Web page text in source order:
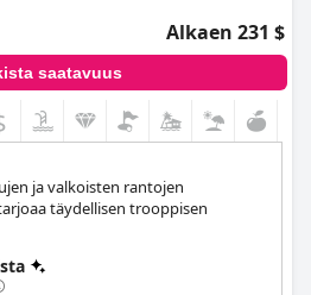
Alkaen 231 $
saatavuus
ja valkoisten rantojen
täydellisen trooppisen